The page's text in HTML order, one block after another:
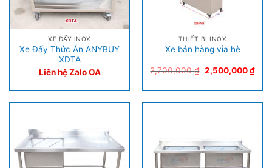
XE ĐẨY INOX
Xe Đẩy Thức Ăn ANYBUY
XDTA
Liên hệ Zalo OA
THIẾT BỊ INOX
Xe bán hàng vỉa hè
2,700,000₫ 2,500,000₫